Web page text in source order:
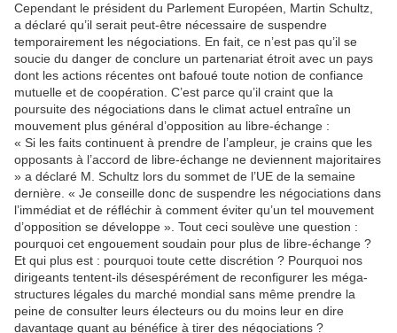
Cependant le président du Parlement Européen, Martin Schultz,
a déclaré qu’il serait peut-être nécessaire de suspendre
temporairement les négociations. En fait, ce n’est pas qu’il se
soucie du danger de conclure un partenariat étroit avec un pays
dont les actions récentes ont bafoué toute notion de confiance
mutuelle et de coopération. C’est parce qu’il craint que la
poursuite des négociations dans le climat actuel entraîne un
mouvement plus général d’opposition au libre-échange :
« Si les faits continuent à prendre de l’ampleur, je crains que les
opposants à l’accord de libre-échange ne deviennent majoritaires
» a déclaré M. Schultz lors du sommet de l’UE de la semaine
dernière. « Je conseille donc de suspendre les négociations dans
l’immédiat et de réfléchir à comment éviter qu’un tel mouvement
d’opposition se développe ». Tout ceci soulève une question :
pourquoi cet engouement soudain pour plus de libre-échange ?
Et qui plus est : pourquoi toute cette discrétion ? Pourquoi nos
dirigeants tentent-ils désespérément de reconfigurer les méga-
structures légales du marché mondial sans même prendre la
peine de consulter leurs électeurs ou du moins leur en dire
davantage quant au bénéfice à tirer des négociations ?